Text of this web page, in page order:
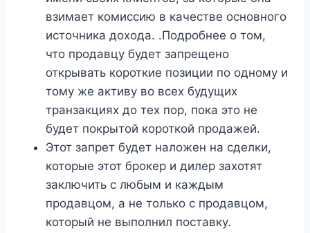
взимает комиссию в качестве основного
источника дохода. .Подробнее о том,
что продавцу будет запрещено
открывать короткие позиции по одному и
тому же активу во всех будущих
транзакциях до тех пор, пока это не
будет покрытой короткой продажей.
Этот запрет будет наложен на сделки,
которые этот брокер и дилер захотят
заключить с любым и каждым
продавцом, а не только с продавцом,
который не выполнил поставку.